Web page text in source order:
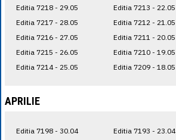
Editia 7218 - 29.05
Editia 7217 - 28.05
Editia 7216 - 27.05
Editia 7215 - 26.05
Editia 7214 - 25.05
Editia 7213 - 22.05
Editia 7212 - 21.05
Editia 7211 - 20.05
Editia 7210 - 19.05
Editia 7209 - 18.05
APRILIE
Editia 7198 - 30.04
Editia 7193 - 23.04